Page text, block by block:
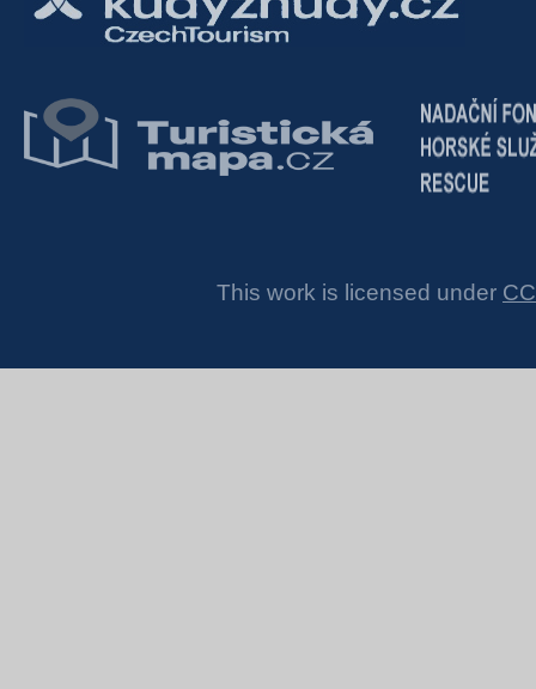
This work is licensed under